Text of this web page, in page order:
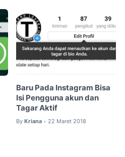
Baru Pada Instagram Bisa
Isi Pengguna akun dan
Tagar Aktif
By Kriana • 22 Maret 2018